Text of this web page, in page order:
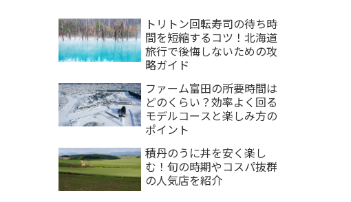
トリトン回転寿司の待ち時
間を短縮するコツ！北海道
旅行で後悔しないための攻
略ガイド
ファーム富田の所要時間は
どのくらい？効率よく回る
モデルコースと楽しみ方の
ポイント
積丹のうに丼を安く楽し
む！旬の時期やコスパ抜群
の人気店を紹介